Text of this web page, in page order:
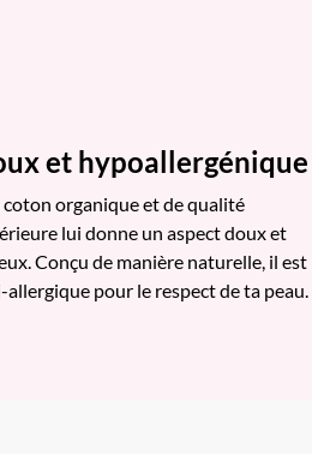
et hypoallergénique
coton organique et de qualité
lui donne un aspect doux et
Conçu de manière naturelle, il est
pour le respect de ta peau.